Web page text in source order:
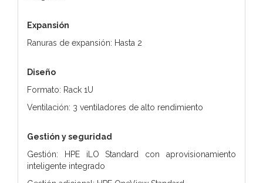
Expansión
Ranuras de expansión: Hasta 2
Diseño
Formato: Rack 1U
Ventilación: 3 ventiladores de alto rendimiento
Gestión y seguridad
Gestión: HPE iLO Standard con aprovisionamiento
inteligente integrado